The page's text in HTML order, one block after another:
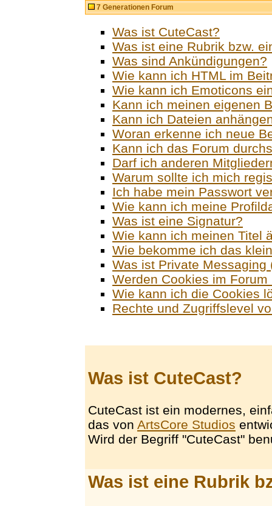
7 Generationen Forum
Was ist CuteCast?
Was ist eine Rubrik bzw.
Was sind Ankündigungen?
Wie kann ich HTML im
Wie kann ich Emoticons
Kann ich meinen eigenen
Kann ich Dateien
Woran erkenne ich neue
Kann ich das Forum
Darf ich anderen
Warum sollte ich mich
Ich habe mein Passwort
Wie kann ich meine
Was ist eine Signatur?
Wie kann ich meinen Titel
Wie bekomme ich das
Was ist Private
Werden Cookies im Forum
Wie kann ich die Cookies
Rechte und Zugriffslevel
Was ist CuteCast?
CuteCast ist ein modernes,
das von ArtsCore Studios
Wird der Begriff "CuteCast"
Was ist eine Rubrik